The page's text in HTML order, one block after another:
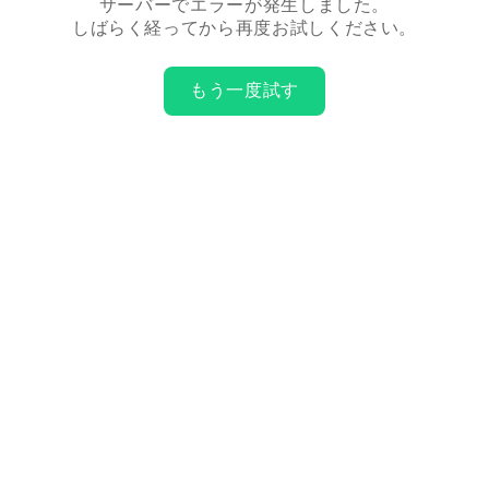
サーバーでエラーが発生しました。
しばらく経ってから再度お試しください。
もう一度試す